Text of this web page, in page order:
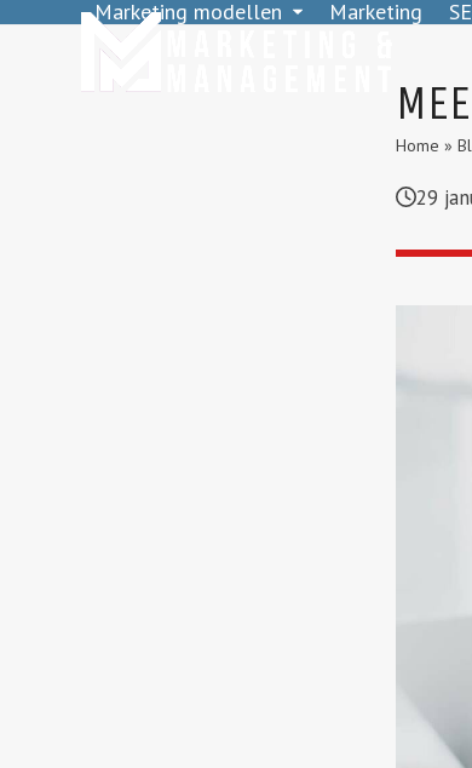
Marketing modellen Marketing
Home »
29